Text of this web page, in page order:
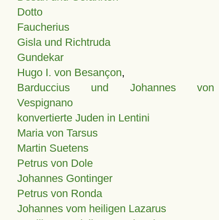
Dotto
Faucherius
Gisla und Richtruda
Gundekar
Hugo I. von Besançon,
Barduccius und Johannes von
Vespignano
konvertierte Juden in Lentini
Maria von Tarsus
Martin Suetens
Petrus von Dole
Johannes Gontinger
Petrus von Ronda
Johannes vom heiligen Lazarus